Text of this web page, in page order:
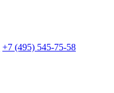
+7 (495) 545-75-58